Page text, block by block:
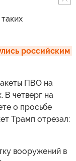
российским
ПВО на
В четверг на
о просьбе
Трамп отрезал:
вооружений в